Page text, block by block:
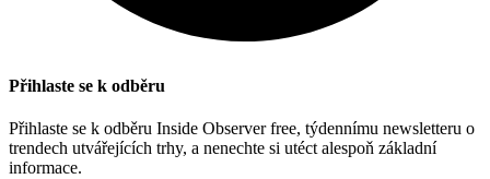
Přihlaste se k odběru
Přihlaste se k odběru Inside Observer free, týdennímu newsletteru o
trendech utvářejících trhy, a nenechte si utéct alespoň základní
informace.